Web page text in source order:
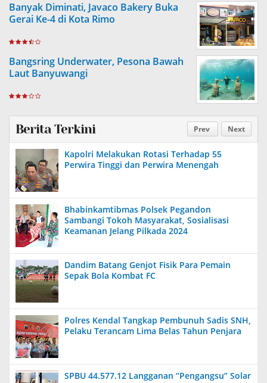
Banyak Diminati, Javaco Bakery Buka
Gerai Ke-4 di Kota Rimo
Bangsring Underwater, Pesona Bawah
Laut Banyuwangi
Prev Next
Berita Terkini
Kapolri Melakukan Rotasi Terhadap 55
Perwira Tinggi dan Perwira Menengah
Bhabinkamtibmas Polsek Pegandon
Sambangi Tokoh Masyarakat, Sosialisasi
Keamanan Jelang Pilkada 2024
Dandim Batang Genjot Fisik Para Pemain
Sepak Bola Kombat FC
Polres Kendal Tangkap Pembunuh Sadis SNH,
Pelaku Terancam Lima Belas Tahun Penjara
SPBU 44.577.12 Langganan “Pengangsu” Solar